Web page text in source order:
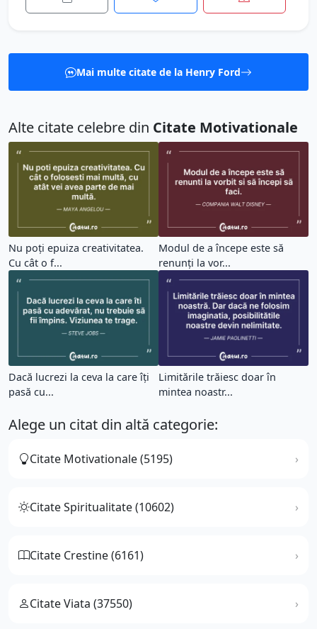
Mai multe citate de la Henry Ford
Alte citate celebre din Citate Motivationale
Nu poți epuiza creativitatea.
Cu cât o f...
Modul de a începe este să
renunți la vor...
Dacă lucrezi la ceva la care îți
pasă cu...
Limitările trăiesc doar în
mintea noastr...
Alege un citat din altă categorie:
Citate Motivationale (5195)
Citate Spiritualitate (10602)
Citate Crestine (6161)
Citate Viata (37550)